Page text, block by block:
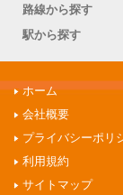
路線から探す
駅から探す
ホーム
会社概要
プライバシーポリ
利用規約
サイトマップ